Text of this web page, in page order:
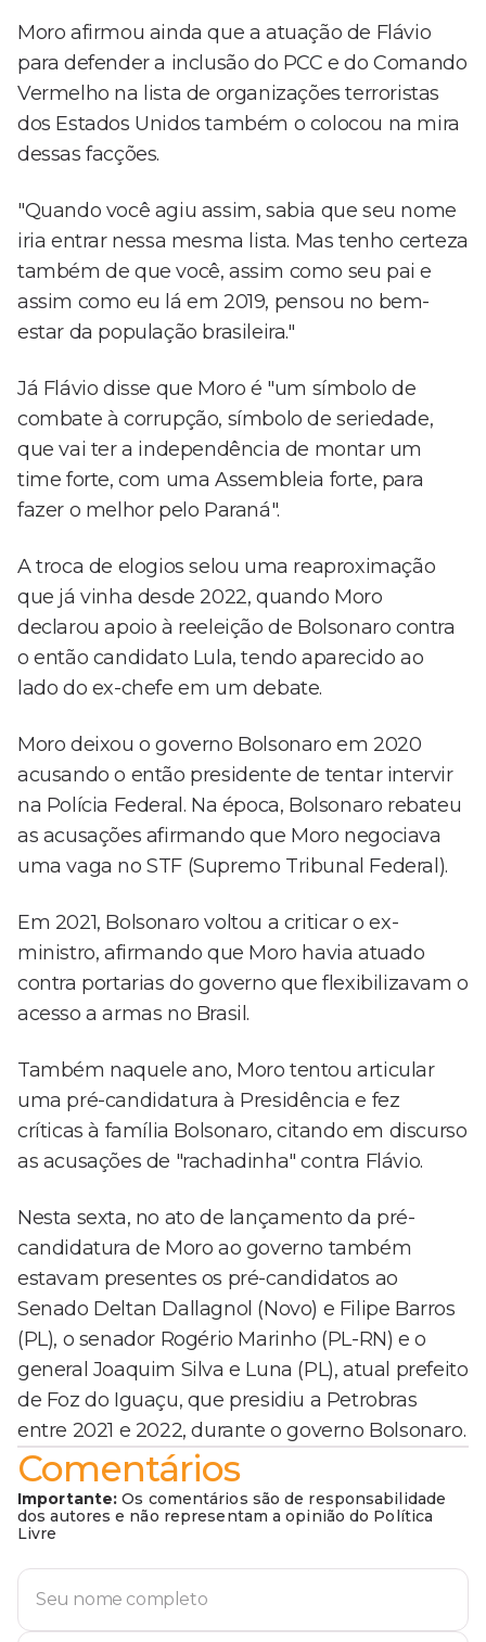
Moro afirmou ainda que a atuação de Flávio
para defender a inclusão do PCC e do Comando
Vermelho na lista de organizações terroristas
dos Estados Unidos também o colocou na mira
dessas facções.
"Quando você agiu assim, sabia que seu nome
iria entrar nessa mesma lista. Mas tenho certeza
também de que você, assim como seu pai e
assim como eu lá em 2019, pensou no bem-
estar da população brasileira."
Já Flávio disse que Moro é "um símbolo de
combate à corrupção, símbolo de seriedade,
que vai ter a independência de montar um
time forte, com uma Assembleia forte, para
fazer o melhor pelo Paraná".
A troca de elogios selou uma reaproximação
que já vinha desde 2022, quando Moro
declarou apoio à reeleição de Bolsonaro contra
o então candidato Lula, tendo aparecido ao
lado do ex-chefe em um debate.
Moro deixou o governo Bolsonaro em 2020
acusando o então presidente de tentar intervir
na Polícia Federal. Na época, Bolsonaro rebateu
as acusações afirmando que Moro negociava
uma vaga no STF (Supremo Tribunal Federal).
Em 2021, Bolsonaro voltou a criticar o ex-
ministro, afirmando que Moro havia atuado
contra portarias do governo que flexibilizavam o
acesso a armas no Brasil.
Também naquele ano, Moro tentou articular
uma pré-candidatura à Presidência e fez
críticas à família Bolsonaro, citando em discurso
as acusações de "rachadinha" contra Flávio.
Nesta sexta, no ato de lançamento da pré-
candidatura de Moro ao governo também
estavam presentes os pré-candidatos ao
Senado Deltan Dallagnol (Novo) e Filipe Barros
(PL), o senador Rogério Marinho (PL-RN) e o
general Joaquim Silva e Luna (PL), atual prefeito
de Foz do Iguaçu, que presidiu a Petrobras
entre 2021 e 2022, durante o governo Bolsonaro.
Comentários
Importante: Os comentários são de responsabilidade
dos autores e não representam a opinião do Política
Livre